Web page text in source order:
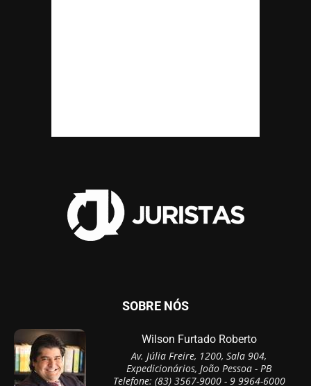
SOBRE NÓS
Wilson Furtado Roberto
Av. Júlia Freire, 1200, Sala 904,
Expedicionários, João Pessoa - PB
Telefone: (83) 3567-9000 - 9 9964-6000